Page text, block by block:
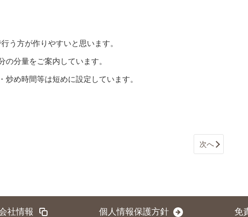
う方が作りやすいと思います。
の分量をご案内しています。
炒め時間等は短めに設定しています。
次へ
社情報 個人情報保護方針 免